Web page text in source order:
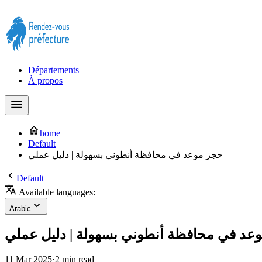
Départements
À propos
home
Default
حجز موعد في محافظة أنطوني بسهولة | دليل عملي
Default
Available languages:
Arabic
في محافظة أنطوني بسهولة | دليل عملي
11 Mar 2025·2 min read